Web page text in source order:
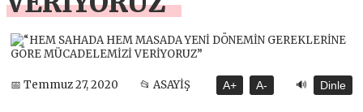
📅 Temmuz 27, 2020 📂 ASAYİŞ A+ A- 🔊 Dinle